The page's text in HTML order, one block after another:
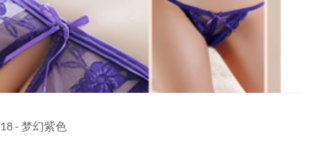
- 梦幻紫色